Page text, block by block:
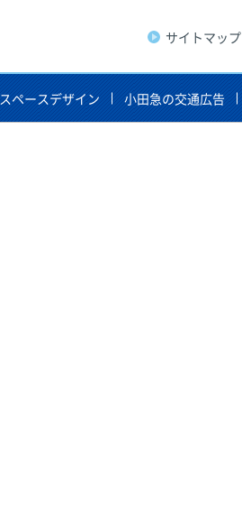
スペースデザイン 小田急の交通広告
サイトマップ